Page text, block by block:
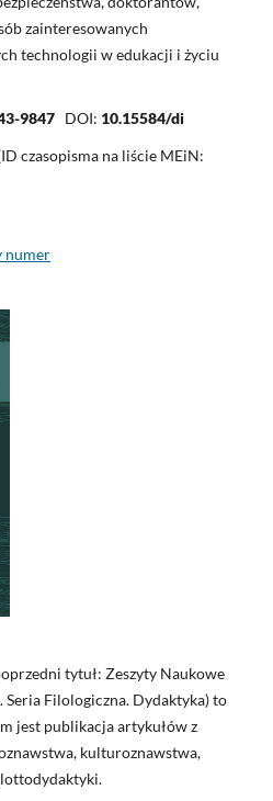
zainteresowanych
technologii w edukacji i życiu
9847 DOI: 10.15584/di
czasopisma na liście MEiN:
numer
tytuł: Zeszyty Naukowe
Seria Filologiczna. Dydaktyka) to
jest publikacja artykułów z
kulturoznawstwa,